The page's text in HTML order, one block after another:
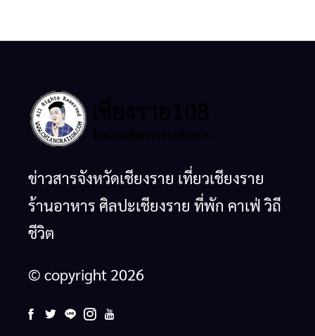
ข่าวสารจังหวัดเชียงราย เที่ยวเชียงราย
ร้านอาหาร ศิลปะเชียงราย ที่พัก คาเฟ่ วิถี
ชีวิต
© copyright 2026